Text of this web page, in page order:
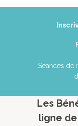
Séances de
Les
ligne